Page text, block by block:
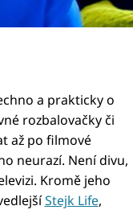
a prakticky o
rozbalovačky či
až po filmové
neurazí. Není divu,
Kromě jeho
Stejk Life,